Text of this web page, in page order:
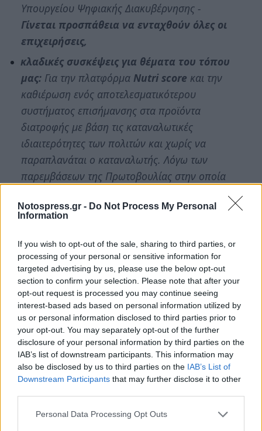
Notospress.gr - Do Not Process My Personal
Information
If you wish to opt-out of the sale, sharing to third parties, or
processing of your personal or sensitive information for
targeted advertising by us, please use the below opt-out
section to confirm your selection. Please note that after your
opt-out request is processed you may continue seeing
interest-based ads based on personal information utilized by
us or personal information disclosed to third parties prior to
your opt-out. You may separately opt-out of the further
disclosure of your personal information by third parties on the
IAB’s list of downstream participants. This information may
also be disclosed by us to third parties on the IAB’s List of
Downstream Participants that may further disclose it to other
Personal Data Processing Opt Outs
Υπουργείου Ψηφιακής Διακυβέρνησης -
Γίνεται προσπάθεια να ενταχθούν όλες οι
επιχειρήσεις,
κλαδικές συσκέψεις για θέματα του τόπου
μας: Για την πλατφόρμα Nutri score και την
καθιέρωση ενός αποτελεσματικότερου
συστήματος επισήμανσης στα προϊόντα
διατροφής με βάση τις καταναλωτικές
ιδιαιτερότητες των πολιτών και χωρίς να
παραπλανάται ο καταναλωτής. Λόγω των
παρεμβάσεων της Πρωτοβουλίας στην οποία
μεταφερθεί η απόφαση για το τέλος του 2024
με τις επισημάνσεις μας. Επίσης,
πραγματοποιήσαμε σύσκεψη το 2022 με τους
ελαιουργούς του νομού για τα προβλήματα
που αντιμετωπίζουν τα ελαιοτριβεία και
συσκέψεις για την εύρεση λύσης στην
προώθηση της ελιάς ποικιλίας καλαμών και
αντιμετώπισής της ως εθνικό προϊόν. Το
Επιμελητήριό μας έπαιξε πρωταγωνιστικό
ρόλο στη λήψη απόφασης του Υπουργού
ποικιλίας ΚΑΛΑΜΩΝ ως συνώνυμο της